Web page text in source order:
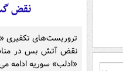
نقض
تروریست‌های تکفیری
نقض آتش بس در
«ادلب» سوریه ادامه